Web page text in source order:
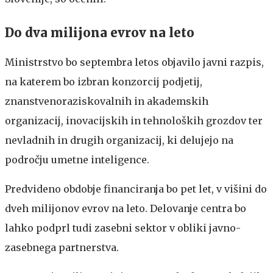
Do dva milijona evrov na leto
Ministrstvo bo septembra letos objavilo javni razpis,
na katerem bo izbran konzorcij podjetij,
znanstvenoraziskovalnih in akademskih
organizacij, inovacijskih in tehnoloških grozdov ter
nevladnih in drugih organizacij, ki delujejo na
področju umetne inteligence.
Predvideno obdobje financiranja bo pet let, v višini do
dveh milijonov evrov na leto. Delovanje centra bo
lahko podprl tudi zasebni sektor v obliki javno-
zasebnega partnerstva.